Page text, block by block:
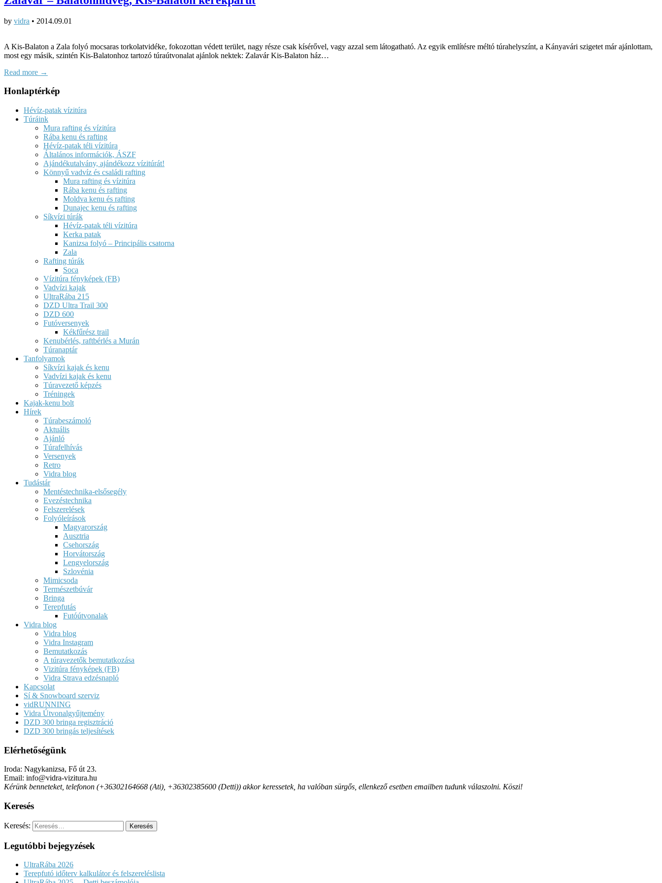
by vidra • 2014.09.01
A Kis-Balaton a Zala folyó mocsaras torkolatvidéke, fokozottan védett terület, nagy része csak kísérővel, vagy azzal sem látogatható. Az egyik említésre méltó túrahelyszínt, a Kányavári szigetet már ajánlottam,
most egy másik, szintén Kis-Balatonhoz tartozó túraútvonalat ajánlok nektek: Zalavár Kis-Balaton ház…
Read more →
Honlaptérkép
Hévíz-patak vízitúra
Túráink
Mura rafting és vízitúra
Rába kenu és rafting
Hévíz-patak téli vízitúra
Általános információk, ÁSZF
Ajándékutalvány, ajándékozz vízitúrát!
Könnyű vadvíz és családi rafting
Mura rafting és vízitúra
Rába kenu és rafting
Moldva kenu és rafting
Dunajec kenu és rafting
Síkvízi túrák
Hévíz-patak téli vízitúra
Kerka patak
Kanizsa folyó – Principális csatorna
Zala
Rafting túrák
Soca
Vízitúra fényképek (FB)
Vadvízi kajak
UltraRába 215
DZD Ultra Trail 300
DZD 600
Futóversenyek
Kékfűrész trail
Kenubérlés, raftbérlés a Murán
Túranaptár
Tanfolyamok
Síkvízi kajak és kenu
Vadvízi kajak és kenu
Túravezető képzés
Tréningek
Kajak-kenu bolt
Hírek
Túrabeszámoló
Aktuális
Ajánló
Túrafelhívás
Versenyek
Retro
Vidra blog
Tudástár
Mentéstechnika-elsősegély
Evezéstechnika
Felszerelések
Folyóleírások
Magyarország
Ausztria
Csehország
Horvátország
Lengyelország
Szlovénia
Mimicsoda
Természetbúvár
Bringa
Terepfutás
Futóútvonalak
Vidra blog
Vidra blog
Vidra Instagram
Bemutatkozás
A túravezetők bemutatkozása
Vizitúra fényképek (FB)
Vidra Strava edzésnapló
Kapcsolat
Sí & Snowboard szerviz
vidRUNNING
Vidra Útvonalgyűjtemény
DZD 300 bringa regisztráció
DZD 300 bringás teljesítések
Elérhetőségünk
Iroda: Nagykanizsa, Fő út 23.
Email: info@vidra-vizitura.hu
Kérünk benneteket, telefonon (+36302164668 (Ati), +36302385600 (Detti)) akkor keressetek, ha valóban sürgős, ellenkező esetben emailben tudunk válaszolni. Köszi!
Keresés
Keresés:
Legutóbbi bejegyzések
UltraRába 2026
Terepfutó időterv kalkulátor és felszereléslista